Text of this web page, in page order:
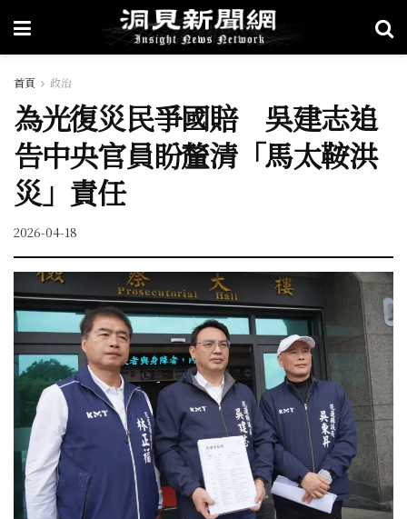
首頁 政治
為光復災民爭國賠 吳建志追
告中央官員盼釐清「馬太鞍洪
災」責任
2026-04-18